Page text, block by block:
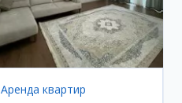
Аренда квартир